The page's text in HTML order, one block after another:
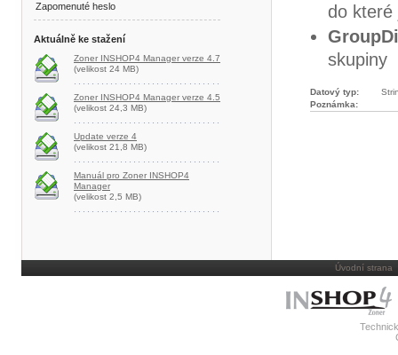
Zapomenuté heslo
Aktuálně ke stažení
Zoner INSHOP4 Manager verze 4.7
(velikost 24 MB)
Zoner INSHOP4 Manager verze 4.5
(velikost 24,3 MB)
Update verze 4
(velikost 21,8 MB)
Manuál pro Zoner INSHOP4
Manager
(velikost 2,5 MB)
do které
skupiny
Datový typ:
Poznámka:
Úvodní strana